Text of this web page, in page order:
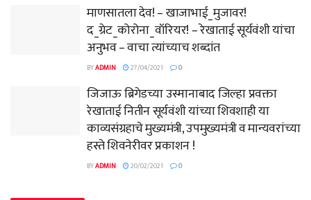
माणसातला देव! – खाजाभाई_मुजावर!
द_ग्रेट_कोरोना_वॉरियर! – रेखाताई सूर्यवंशी यांचा
अनुभव – वाचा त्यांच्याच शब्दांत
BYADMIN 27/04/2021 0
जिजाऊ ब्रिगेडच्या उस्मानाबाद जिल्हा प्रवक्ता
रेखाताई नितीन सूर्यवंशी यांच्या शिवशाही या
काव्यसंग्रहाचे मुख्यमंत्री, उपमुख्यमंत्री व मान्यवरांच्या
हस्ते शिवनेरीवर प्रकाशन !
BYADMIN 20/02/2021 0